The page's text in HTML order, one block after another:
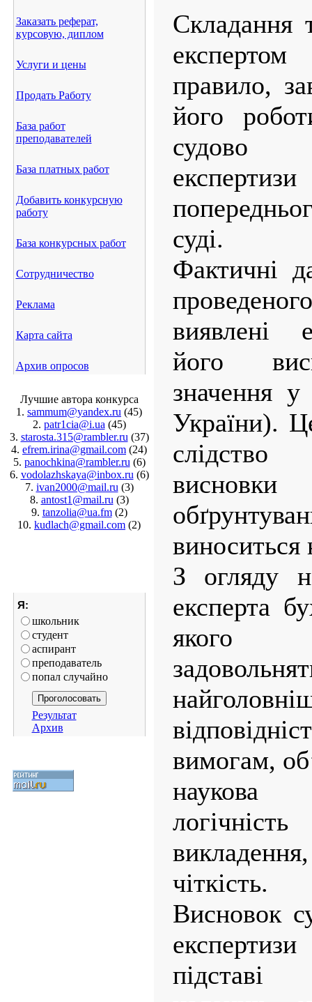
Заказать реферат,
курсовую, диплом
Услуги и цены
Продать Работу
База работ
преподавателей
База платных работ
Добавить конкурсную
работу
База конкурсных работ
Сотрудничество
Реклама
Карта сайта
Архив опросов
Лучшие автора конкурса
1. sammum@yandex.ru (45)
2. patr1cia@i.ua (45)
3. starosta.315@rambler.ru (37)
4. efrem.irina@gmail.com (24)
5. panochkina@rambler.ru (6)
6. vodolazhskaya@inbox.ru (6)
7. ivan2000@mail.ru (3)
8. antost1@mail.ru (3)
9. tanzolia@ua.fm (2)
10. kudlach@gmail.com (2)
Я:
школьник
студент
аспирант
преподаватель
попал случайно
Результат
Архив
Складання
правило,
його
судово
суді.
Фактичні
виявлені
його
значення
України).
виноситься
З огляду
експерта
якого
вимогам,
наукова
чіткість.
Висновок
підставі